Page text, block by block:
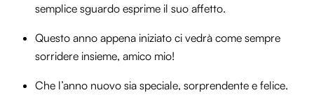
semplice sguardo esprime il suo affetto.
Questo anno appena iniziato ci vedrà come sempre
sorridere insieme, amico mio!
Che l’anno nuovo sia speciale, sorprendente e felice.